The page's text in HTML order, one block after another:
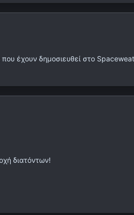
έχουν δημοσιευθεί στο
διατόντων!